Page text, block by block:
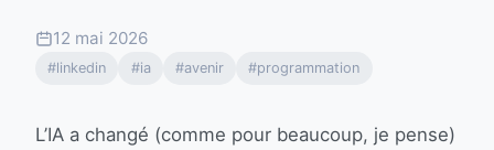
12 mai 2026
#linkedin #ia #avenir #programmation
L’IA a changé (comme pour beaucoup, je pense)